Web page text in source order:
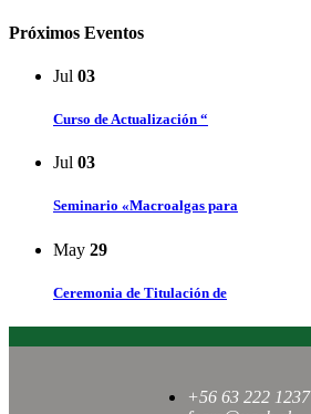
Próximos Eventos
Jul 03
Curso de Actualización “
Jul 03
Seminario «Macroalgas para
May 29
Ceremonia de Titulación de
+56 63 222 1237